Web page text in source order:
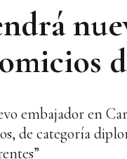
embajador en
de categoría